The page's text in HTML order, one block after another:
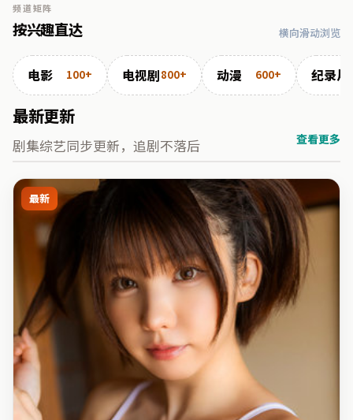
频道矩阵
按兴趣直达 横向滑动浏览
电影 100+ 电视剧800+ 动漫 600+ 纪录片
最新更新
剧集综艺同步更新，追剧不落后 查看更多
最新